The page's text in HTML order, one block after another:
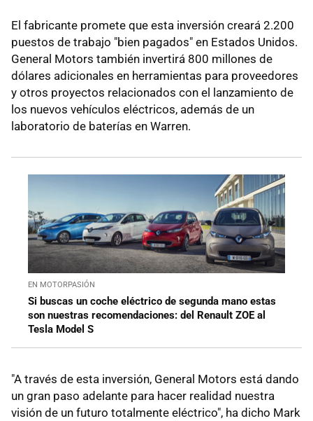
El fabricante promete que esta inversión creará 2.200
puestos de trabajo "bien pagados" en Estados Unidos.
General Motors también invertirá 800 millones de
dólares adicionales en herramientas para proveedores
y otros proyectos relacionados con el lanzamiento de
los nuevos vehículos eléctricos, además de un
laboratorio de baterías en Warren.
EN MOTORPASIÓN
Si buscas un coche eléctrico de segunda mano estas
son nuestras recomendaciones: del Renault ZOE al
Tesla Model S
"A través de esta inversión, General Motors está dando
un gran paso adelante para hacer realidad nuestra
visión de un futuro totalmente eléctrico", ha dicho Mark